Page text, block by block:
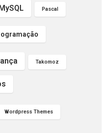
Pascal
Takomoz
Wordpress Themes